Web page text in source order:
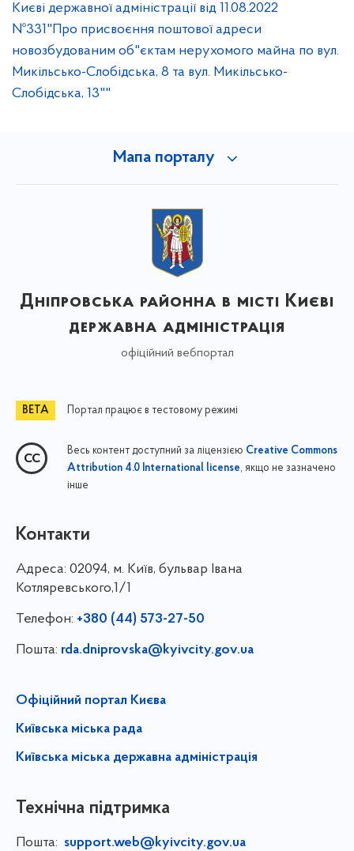
Києві державної адміністрації від 11.08.2022
№331"Про присвоєння поштової адреси
новозбудованим об"єктам нерухомого майна по вул.
Микільсько-Слобідська, 8 та вул. Микільсько-
Слобідська, 13""
Мапа порталу
Дніпровська районна в місті Києві
державна адміністрація
офіційний вебпортал
Портал працює в тестовому режимі
Весь контент доступний за ліцензією Creative Commons
Attribution 4.0 International license, якщо не зазначено
інше
Контакти
Адреса: 02094, м. Київ, бульвар Івана
Котляревського,1/1
Телефон: +380 (44) 573-27-50
Пошта: rda.dniprovska@kyivcity.gov.ua
Офіційний портал Києва
Київська міська рада
Київська міська державна адміністрація
Технічна підтримка
Пошта: support.web@kyivcity.gov.ua